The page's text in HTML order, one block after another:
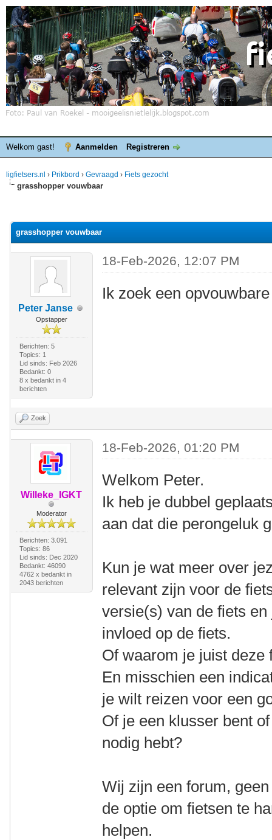
Welkom gast! Aanmelden Registreren
ligfietsers.nl › Prikbord › Gevraagd › Fiets gezocht
grasshopper vouwbaar
grasshopper vouwbaar
Peter Janse
Opstapper
Berichten: 5
Topics: 1
Lid sinds: Feb 2026
Bedankt: 0
8 x bedankt in 4
berichten
18-Feb-2026, 12:07 PM
Ik zoek een
Zoek
Willeke_IGKT
Moderator
Berichten: 3.091
Topics: 86
Lid sinds: Dec 2020
Bedankt: 46090
4762 x bedankt in
2043 berichten
18-Feb-2026, 01:20 PM
Welkom Peter.
Ik heb je dubbel
aan dat die perongeluk
Kun je wat meer over
relevant zijn voor de
versie(s) van de fiets
invloed op de fiets.
Of waarom je juist deze
En misschien een
je wilt reizen voor een
Of je een klusser bent
nodig hebt?
Wij zijn een forum,
de optie om fietsen te
helpen.